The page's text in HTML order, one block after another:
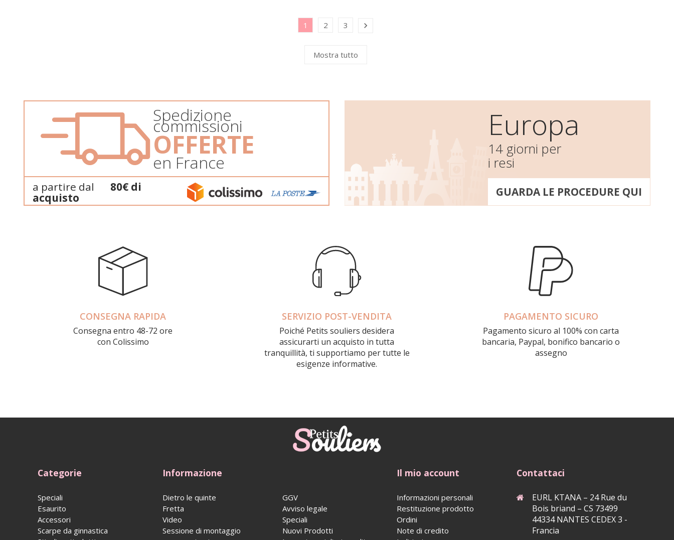
1 2 3 
Mostra tutto
Spedizione
commissioni
OFFERTE
en France
a partire dal 80€ di
acquisto
Europa
14 giorni per
i resi
GUARDA LE PROCEDURE QUI
CONSEGNA RAPIDA
Consegna entro 48-72 ore
con Colissimo
SERVIZIO POST-VENDITA
Poiché Petits souliers desidera
assicurarti un acquisto in tutta
tranquillità, ti supportiamo per tutte le
esigenze informative.
PAGAMENTO SICURO
Pagamento sicuro al 100% con carta
bancaria, Paypal, bonifico bancario o
assegno
Categorie
Speciali
Esaurito
Accessori
Scarpe da ginnastica
Informazione
Dietro le quinte
Fretta
Video
Sessione di montaggio
GGV
Avviso legale
Speciali
Nuovi Prodotti
Il mio account
Informazioni personali
Restituzione prodotto
Ordini
Note di credito
Contattaci
EURL KTANA – 24 Rue du
Bois briand – CS 73499
44334 NANTES CEDEX 3 -
Francia